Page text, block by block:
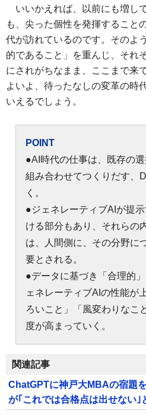
いいかえれば、以前にも増し
も、尖った個性を発揮すること
代が訪れているのです。そのよ
的であること」を重んじ、それ
にされがちなまま、ここまで来
よいよ、待ったなしの変革の時
いえるでしょう。
POINT
●AI時代の仕事は、既存の
組み合わせてつくりだす、
く。
●ジェネレーティブAIが提
ける部分もあり、それらの
は、人間側に、その分野に
要とされる。
●データに基づき「合理的
ェネレーティブAIの性能が
ろいこと」「風変わりなこ
度が高まっていく。
関連記事
ChatGPTに神戸大MBAの宿題
が｢これでは合格点は出せない｣